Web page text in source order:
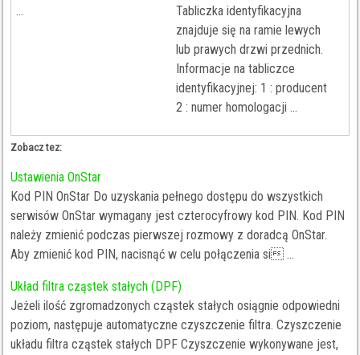
...
Tabliczka identyfikacyjna
znajduje się na ramie lewych
lub prawych drzwi przednich.
Informacje na tabliczce
identyfikacyjnej: 1 : producent
2 : numer homologacji ...
Zobacz tez:
Ustawienia OnStar
Kod PIN OnStar Do uzyskania pełnego dostępu do wszystkich
serwisów OnStar wymagany jest czterocyfrowy kod PIN. Kod PIN
należy zmienić podczas pierwszej rozmowy z doradcą OnStar.
Aby zmienić kod PIN, nacisnąć w celu połączenia si ...
Układ filtra cząstek stałych (DPF)
Jeżeli ilość zgromadzonych cząstek stałych osiągnie odpowiedni
poziom, następuje automatyczne czyszczenie filtra. Czyszczenie
układu filtra cząstek stałych DPF Czyszczenie wykonywane jest,